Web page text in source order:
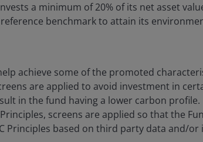
a minimum of 20% of its net asset
benchmark to attain its
achieve some of the promoted
are applied to avoid investment in
in the fund having a lower carbon
screens are applied so that the
Principles based on third party data and/or